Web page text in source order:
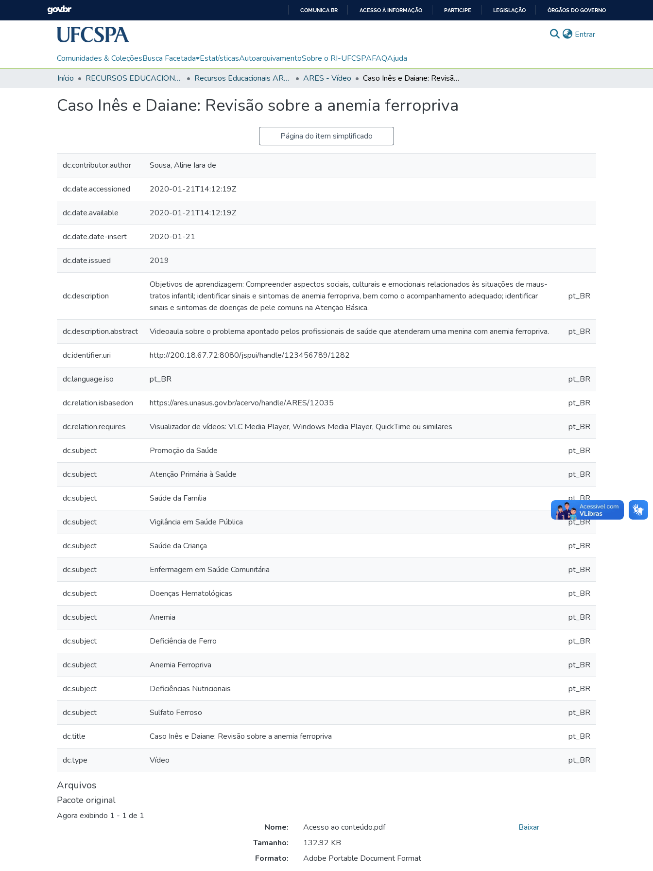
CONTEÚDO
COMUNICA BR ACESSO À INFORMAÇÃO PARTICIPE LEGISLAÇÃO ÓRGÃOS DO GOVERNO
Entrar(current)
Comunidades & ColeçõesBusca Facetada EstatísticasAutoarquivamentoSobre o RI-UFCSPAFAQAjuda
Início
RECURSOS EDUCACIONAIS Recursos Educacionais ARES/UNA-SUS ARES - Vídeo Caso Inês e Daiane: Revisão sobre a anemia ferropriva
Caso Inês e Daiane: Revisão sobre a anemia ferropriva
Página do item simplificado
dc.contributor.author Sousa, Aline Iara de
dc.date.accessioned 2020-01-21T14:12:19Z
dc.date.available 2020-01-21T14:12:19Z
dc.date.date-insert 2020-01-21
dc.date.issued 2019
dc.description
Objetivos de aprendizagem: Compreender aspectos sociais, culturais e emocionais relacionados às situações de maus-
tratos infantil; identificar sinais e sintomas de anemia ferropriva, bem como o acompanhamento adequado; identificar
sinais e sintomas de doenças de pele comuns na Atenção Básica.
pt_BR
dc.description.abstract Videoaula sobre o problema apontado pelos profissionais de saúde que atenderam uma menina com anemia ferropriva. pt_BR
dc.identifier.uri http://200.18.67.72:8080/jspui/handle/123456789/1282
dc.language.iso pt_BR pt_BR
dc.relation.isbasedon https://ares.unasus.gov.br/acervo/handle/ARES/12035 pt_BR
dc.relation.requires Visualizador de vídeos: VLC Media Player, Windows Media Player, QuickTime ou similares pt_BR
dc.subject Promoção da Saúde pt_BR
dc.subject Atenção Primária à Saúde pt_BR
dc.subject Saúde da Família pt_BR
dc.subject Vigilância em Saúde Pública pt_BR
dc.subject Saúde da Criança pt_BR
dc.subject Enfermagem em Saúde Comunitária pt_BR
dc.subject Doenças Hematológicas pt_BR
dc.subject Anemia pt_BR
dc.subject Deficiência de Ferro pt_BR
dc.subject Anemia Ferropriva pt_BR
dc.subject Deficiências Nutricionais pt_BR
dc.subject Sulfato Ferroso pt_BR
dc.title Caso Inês e Daiane: Revisão sobre a anemia ferropriva pt_BR
dc.type Vídeo pt_BR
Arquivos
Pacote original
Agora exibindo 1 - 1 de 1
Nome:
Acesso ao conteúdo.pdf
Tamanho:
132.92 KB
Formato:
Adobe Portable Document Format
Baixar